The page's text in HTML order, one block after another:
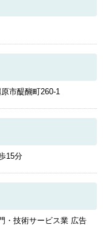
市醍醐町260-1
15分
・技術サービス業 広告